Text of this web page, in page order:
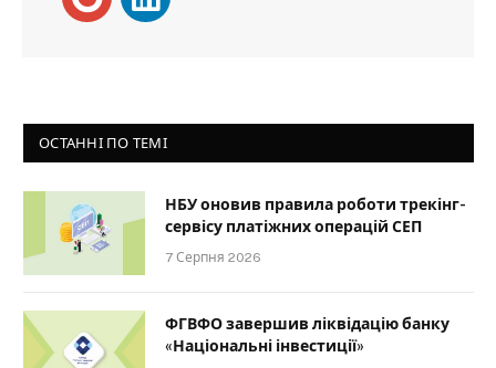
ОСТАННІ ПО ТЕМІ
НБУ оновив правила роботи трекінг-
сервісу платіжних операцій СЕП
7 Серпня 2026
ФГВФО завершив ліквідацію банку
«Національні інвестиції»